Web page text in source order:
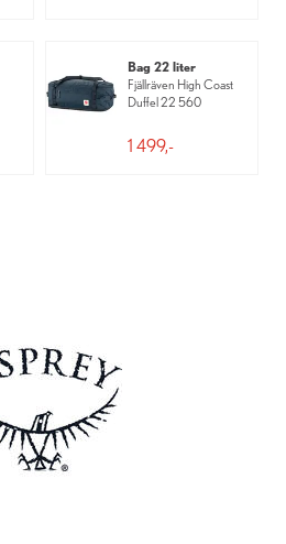
Bag 22 liter
Fjällräven High Coast
Duffel 22 560
1 499,-